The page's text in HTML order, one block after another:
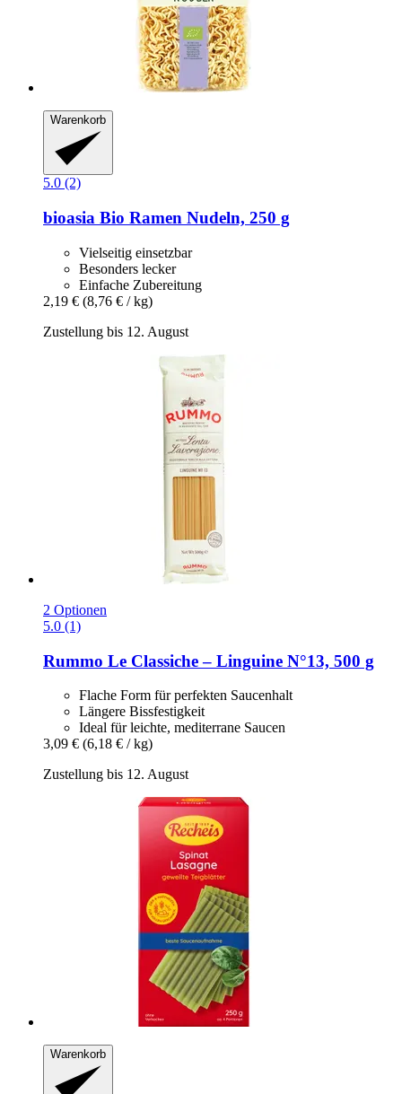
Warenkorb
5.0 (2)
bioasia Bio Ramen Nudeln, 250 g
Vielseitig einsetzbar
Besonders lecker
Einfache Zubereitung
2,19 € (8,76 € / kg)
Zustellung bis 12. August
2 Optionen
5.0 (1)
Rummo Le Classiche – Linguine N°13, 500 g
Flache Form für perfekten Saucenhalt
Längere Bissfestigkeit
Ideal für leichte, mediterrane Saucen
3,09 € (6,18 € / kg)
Zustellung bis 12. August
Warenkorb